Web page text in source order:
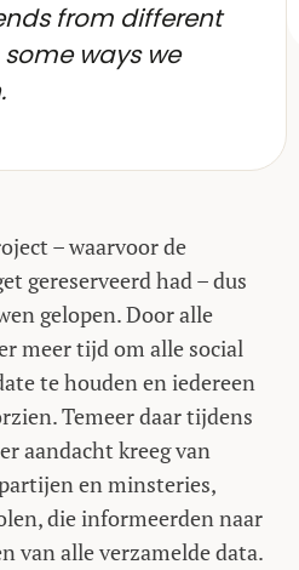
from different
ways we
– waarvoor de
gereserveerd had – dus
gelopen. Door alle
meer tijd om alle social
te houden en iedereen
Temeer daar tijdens
aandacht kreeg van
en minsteries,
die informeerden naar
van alle verzamelde data.